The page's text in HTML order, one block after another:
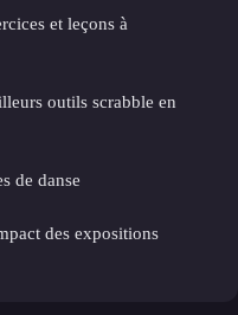
et leçons à
outils scrabble en
de danse
des expositions